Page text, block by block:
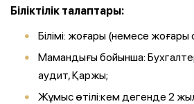
Біліктілік талаптары:
Білімі: жоғары (немесе жоғары
Мамандығы бойынша:
аудит, Қаржы;
Жұмыс өтілі:кем дегенде 2